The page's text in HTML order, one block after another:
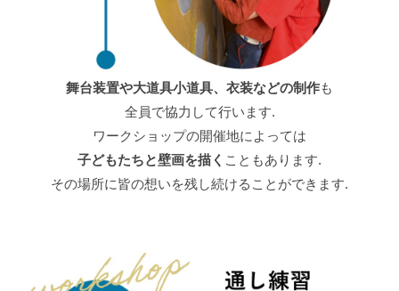
舞台装置や大道具小道具、衣装などの制作も
全員で協力して行います.
ワークショップの開催地によっては
子どもたちと壁画を描く こともあります.
その場所に皆の想いを残し続けることができます.